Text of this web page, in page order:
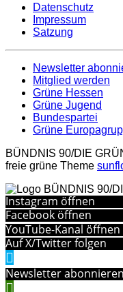
Datenschutz
Impressum
Satzung
Newsletter
Mitglied werden
Grüne Hessen
Grüne Jugend
Bundespartei
Grüne
BÜNDNIS 90/DIE
freie grüne Theme
Instagram öffnen
Facebook öffnen
YouTube-Kanal öffnen
Auf X/Twitter folgen
Newsletter